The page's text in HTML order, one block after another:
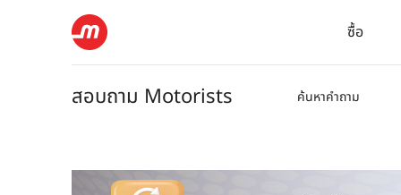
ซื้อ
สอบถาม Motorists ค้นหาคำถาม